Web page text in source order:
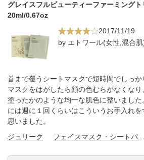
グレイスフルビューティーファーミング
20ml/0.67oz
2017/11/19
by エトワール(女性,混合肌
首まで覆うシートマスクで短時間でしっか
マスクをはがしたら顔の色むらがなくな
塗ったかのような均一な肌色に整いまし
には週に１回くらいはこういうお手入れ
思いました。
ジュリーク